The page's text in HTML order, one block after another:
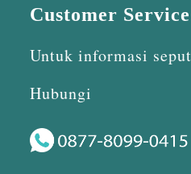
Customer Service
Untuk informasi
Hubungi